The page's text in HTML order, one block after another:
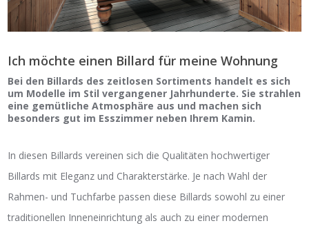
Ich möchte einen Billard für meine Wohnung
Bei den Billards des zeitlosen Sortiments handelt es sich
um Modelle im Stil vergangener Jahrhunderte. Sie strahlen
eine gemütliche Atmosphäre aus und machen sich
besonders gut im Esszimmer neben Ihrem Kamin.
In diesen Billards vereinen sich die Qualitäten hochwertiger
Billards mit Eleganz und Charakterstärke. Je nach Wahl der
Rahmen- und Tuchfarbe passen diese Billards sowohl zu einer
traditionellen Inneneinrichtung als auch zu einer modernen